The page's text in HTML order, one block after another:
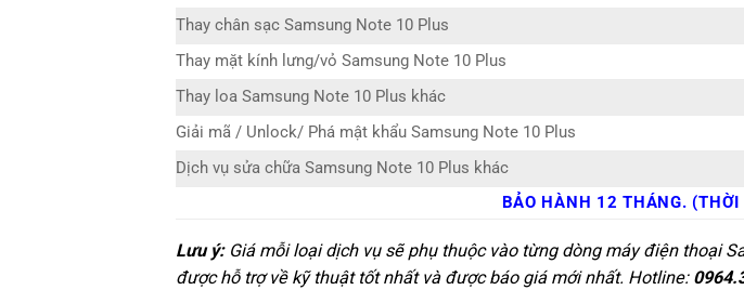
Thay chân sạc Samsung Note 10 Plus
Thay mặt kính lưng/vỏ Samsung Note 10 Plus
Thay loa Samsung Note 10 Plus khác
Giải mã / Unlock/ Phá mật khẩu Samsung Note 10 Plus
Dịch vụ sửa chữa Samsung Note 10 Plus khác
BẢO HÀNH 12 THÁNG.
Lưu ý:Giá mỗi loại dịch vụ sẽ phụ thuộc vào từng dòng máy điện thoại
được hỗ trợ về kỹ thuật tốt nhất và được báo giá mới nhất. Hotline: